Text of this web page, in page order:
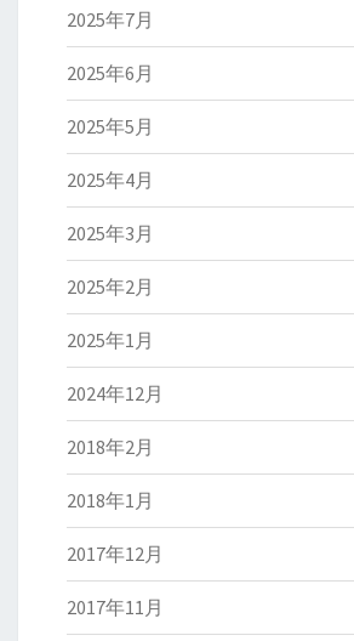
2025年7月
2025年6月
2025年5月
2025年4月
2025年3月
2025年2月
2025年1月
2024年12月
2018年2月
2018年1月
2017年12月
2017年11月